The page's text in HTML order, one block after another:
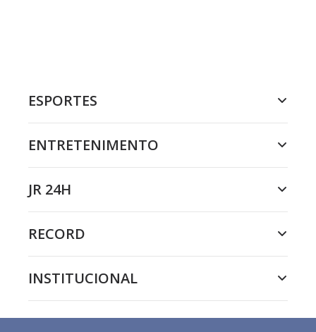
ESPORTES
ENTRETENIMENTO
JR 24H
RECORD
INSTITUCIONAL